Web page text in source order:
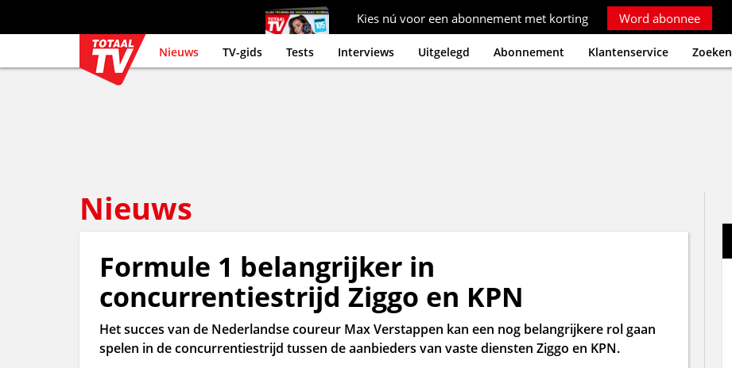
Kies nú voor een abonnement met korting Word abonnee
Nieuws TV-gids Tests Interviews Uitgelegd Abonnement Klantenservice Zoeken
Nieuws
Formule 1 belangrijker in
concurrentiestrijd Ziggo en KPN
Het succes van de Nederlandse coureur Max Verstappen kan een nog belangrijkere rol gaan
spelen in de concurrentiestrijd tussen de aanbieders van vaste diensten Ziggo en KPN.